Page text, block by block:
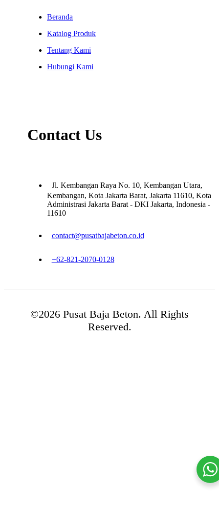
Beranda
Katalog Produk
Tentang Kami
Hubungi Kami
Contact Us
Jl. Kembangan Raya No. 10, Kembangan Utara,
Kembangan, Kota Jakarta Barat, Jakarta 11610, Kota
Administrasi Jakarta Barat - DKI Jakarta, Indonesia -
11610
contact@pusatbajabeton.co.id
+62-821-2070-0128
©2026 Pusat Baja Beton. All Rights
Reserved.